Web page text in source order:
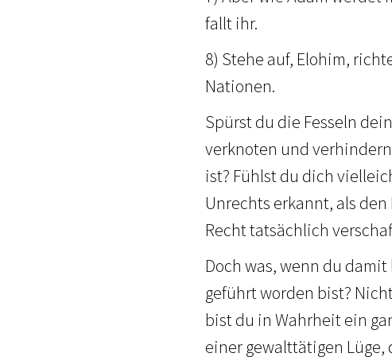
fallt ihr.
8) Stehe auf, Elohim,
Nationen.
Spürst du die Fesseln
verknoten und
ist? Fühlst du dich
Unrechts erkannt, als
Recht tatsächlich
Doch was, wenn du
geführt worden bist?
bist du in Wahrheit ein
einer gewalttätigen Lüge,